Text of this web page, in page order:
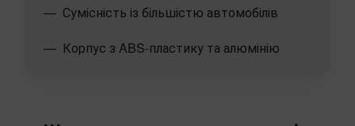
Сумісність із більшістю автомобілів
Корпус з ABS-пластику та алюмінію